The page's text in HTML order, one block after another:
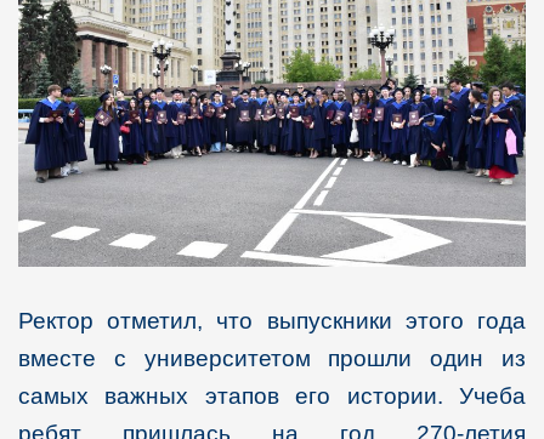
Ректор отметил, что выпускники этого года
вместе с университетом прошли один из
самых важных этапов его истории. Учеба
ребят пришлась на год 270-летия